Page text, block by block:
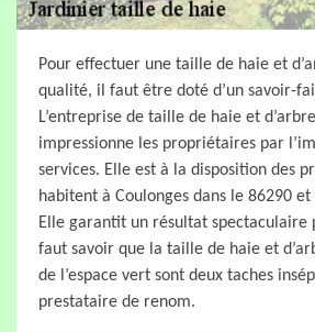
Pour effectuer une taille de haie et
qualité, il faut être doté d’un savoir-
L’entreprise de taille de haie et
impressionne les propriétaires par
services. Elle est à la disposition des
habitent à Coulonges dans le 86290 et
Elle garantit un résultat spectaculaire
faut savoir que la taille de haie et
de l’espace vert sont deux taches
prestataire de renom.